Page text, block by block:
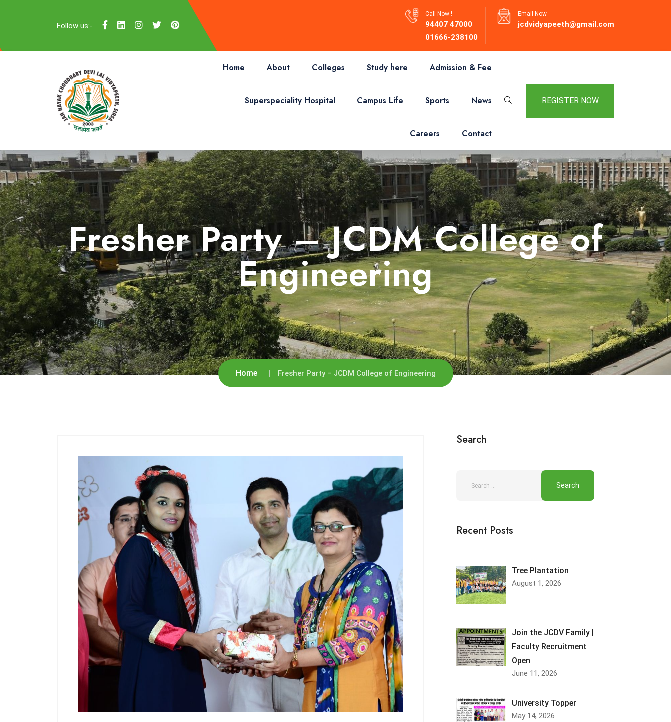
Follow us:-
Call Now !
94407 47000
01666-238100
Email Now
jcdvidyapeeth@gmail.com
Home About Colleges Study here Admission & Fee
Superspeciality Hospital Campus Life Sports News
Careers Contact
REGISTER NOW
Fresher Party – JCDM College of
Engineering
Home Fresher Party – JCDM College of Engineering
Search
Recent Posts
Tree Plantation
August 1, 2026
Join the JCDV Family |
Faculty Recruitment
Open
June 11, 2026
University Topper
May 14, 2026